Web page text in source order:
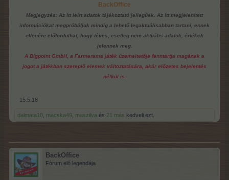
BackOffice
Megjegyzés: Az itt leírt adatok tájékoztató jellegűek. Az itt megjelenített
információkat megpróbáljuk mindig a lehető legaktuálisabban tartani, ennek
ellenére előfordulhat, hogy téves, esetleg nem aktuális adatok, értékek
jelennek meg.
A Bigpoint GmbH, a Farmerama játék üzemeltetője fenntartja magának a
jogot a játékban szereplő elemek változtatására, akár előzetes bejelentés
nélkül is.
15.5.18
dalmata10 macska49 maszilva és 21 más kedveli ezt.
BackOffice
Fórum elő legendája